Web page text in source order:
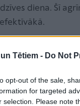
Tētiem - Do Not
opt-out of the sale,
for targeted
selection. Please note
diena. Šī
ar šo